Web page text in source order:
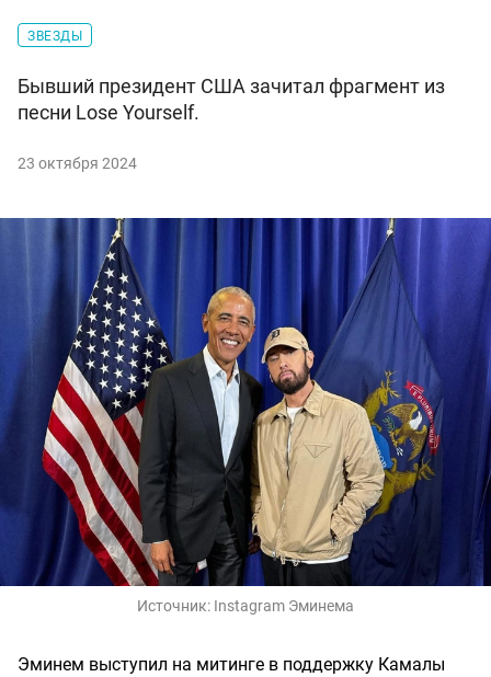
ЗВЕЗДЫ
Бывший президент США зачитал фрагмент из
песни Lose Yourself.
23 октября 2024
Источник: Instagram Эминема
Эминем выступил на митинге в поддержку Камалы